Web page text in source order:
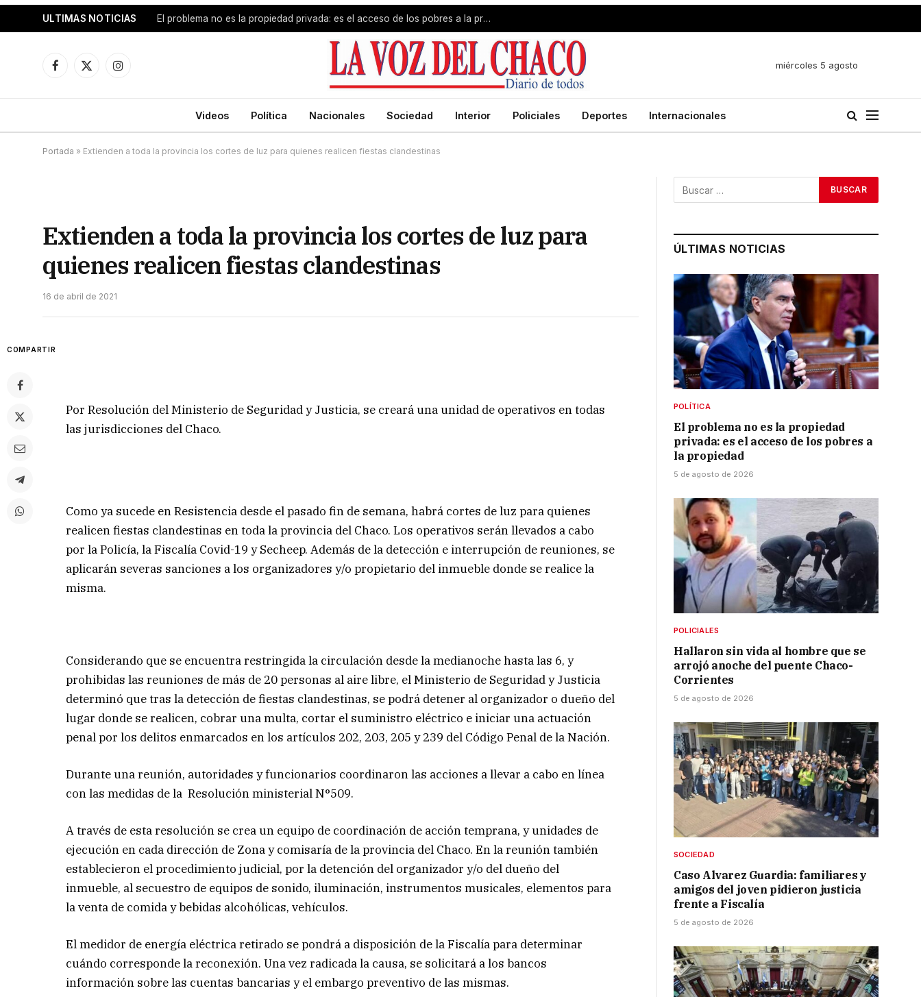
ULTIMAS NOTICIAS El problema no es la propiedad privada: es el acceso de los pobres a la propiedad
Facebook
X
Instagram
miércoles 5 agosto
Videos Política Nacionales Sociedad Interior Policiales Deportes Internacionales
Portada » Extienden a toda la provincia los cortes de luz para quienes realicen fiestas clandestinas
Extienden a toda la provincia los cortes de luz para
quienes realicen fiestas clandestinas
16 de abril de 2021
COMPARTIR
Por Resolución del Ministerio de Seguridad y Justicia, se creará una unidad de operativos en todas
las jurisdicciones del Chaco.
Como ya sucede en Resistencia desde el pasado fin de semana, habrá cortes de luz para quienes
realicen fiestas clandestinas en toda la provincia del Chaco. Los operativos serán llevados a cabo
por la Policía, la Fiscalía Covid-19 y Secheep. Además de la detección e interrupción de reuniones, se
aplicarán severas sanciones a los organizadores y/o propietario del inmueble donde se realice la
misma.
Considerando que se encuentra restringida la circulación desde la medianoche hasta las 6, y
prohibidas las reuniones de más de 20 personas al aire libre, el Ministerio de Seguridad y Justicia
determinó que tras la detección de fiestas clandestinas, se podrá detener al organizador o dueño del
lugar donde se realicen, cobrar una multa, cortar el suministro eléctrico e iniciar una actuación
penal por los delitos enmarcados en los artículos 202, 203, 205 y 239 del Código Penal de la Nación.
Durante una reunión, autoridades y funcionarios coordinaron las acciones a llevar a cabo en línea
con las medidas de la Resolución ministerial N°509.
A través de esta resolución se crea un equipo de coordinación de acción temprana, y unidades de
ejecución en cada dirección de Zona y comisaría de la provincia del Chaco. En la reunión también
establecieron el procedimiento judicial, por la detención del organizador y/o del dueño del
inmueble, al secuestro de equipos de sonido, iluminación, instrumentos musicales, elementos para
la venta de comida y bebidas alcohólicas, vehículos.
El medidor de energía eléctrica retirado se pondrá a disposición de la Fiscalía para determinar
cuándo corresponde la reconexión. Una vez radicada la causa, se solicitará a los bancos
información sobre las cuentas bancarias y el embargo preventivo de las mismas.
ÚLTIMAS NOTICIAS
POLÍTICA
El problema no es la propiedad
privada: es el acceso de los pobres a
la propiedad
5 de agosto de 2026
POLICIALES
Hallaron sin vida al hombre que se
arrojó anoche del puente Chaco-
Corrientes
5 de agosto de 2026
SOCIEDAD
Caso Alvarez Guardia: familiares y
amigos del joven pidieron justicia
frente a Fiscalía
5 de agosto de 2026